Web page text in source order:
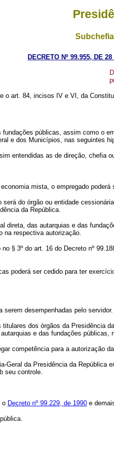
DECRETO Nº 99.955, DE
o art. 84, incisos IV e VI, da
públicas, assim como o
e dos Municípios, nas seguintes
entendidas as de direção, chefia
mista, o empregado poderá
do órgão ou entidade
da República.
das autarquias e das
na respectiva autorização.
3º do art. 16 do Decreto nº
ser cedido para ter
desempenhadas pelo servidor.
dos órgãos da Presidência
e das fundações
competência para a autorização
da Presidência da República
seu controle.
, o Decreto nº 99.229, de 1990 e